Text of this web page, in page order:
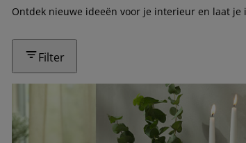
Ontdek nieuwe ideeën voor je interieur en laat
Filter